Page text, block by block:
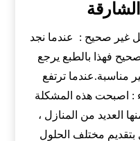
غير صحيح : عندما نجد
فهذا بالطبع يرجع
مناسبة.عندما ترتفع
: اصبحت هذه المشكلة
العديد من المنازل ،
بتقديم مختلف الحلول